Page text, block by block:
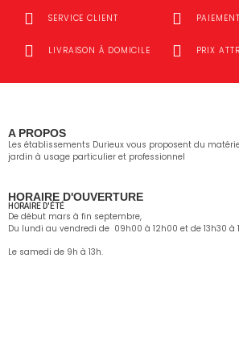
SERVICE CLIENT
LIVRAISON À DOMICILE PRIX
A PROPOS
Les établissements Durieux vous proposent du
jardin à usage particulier et professionnel
HORAIRE D'OUVERTURE
HORAIRE D'ÉTÉ
De début mars à fin septembre,
Du lundi au vendredi de 09h00 à 12h00 et de 13h30 à
Le samedi de 9h à 13h.